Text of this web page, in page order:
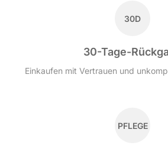
30D
30-Tage-
Einkaufen mit Vertrauen und
PFLEGE